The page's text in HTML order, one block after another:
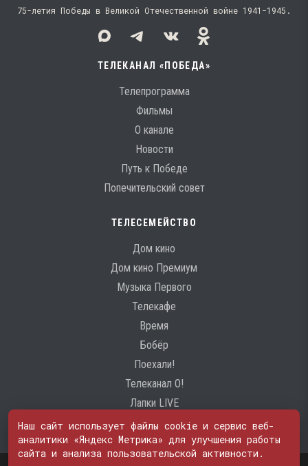
75-летия Победы в Великой Отечественной войне 1941−1945.
ТЕЛЕКАНАЛ «ПОБЕДА»
Телепрограмма
Фильмы
О канале
Новости
Путь к Победе
Попечительский совет
ТЕЛЕСЕМЕЙСТВО
Дом кино
Дом кино Премиум
Музыка Первого
Телекафе
Время
Бобёр
Поехали!
Телеканал О!
Лапки LIVE
Наш сайт использует файлы cookie и сервис веб-
аналитики «Яндекс Метрика» для улучшения работы
сайта и анализа пользовательской активности.